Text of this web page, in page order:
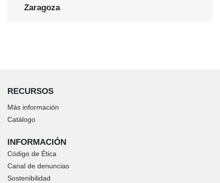
Zaragoza
RECURSOS
Más información
Catálogo
INFORMACIÓN
Código de Ética
Canal de denuncias
Sostenibilidad